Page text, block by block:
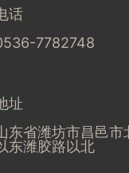
话
7782748
址
东省潍坊市昌邑市
东潍胶路以北